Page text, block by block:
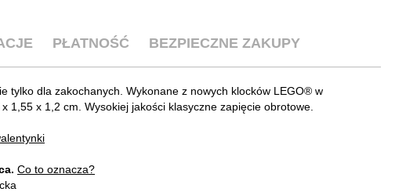
PŁATNOŚĆ BEZPIECZNE ZAKUPY
tylko dla zakochanych. Wykonane z nowych klocków LEGO® w
1,55 x 1,2 cm. Wysokiej jakości klasyczne zapięcie obrotowe.
Co to oznacza?